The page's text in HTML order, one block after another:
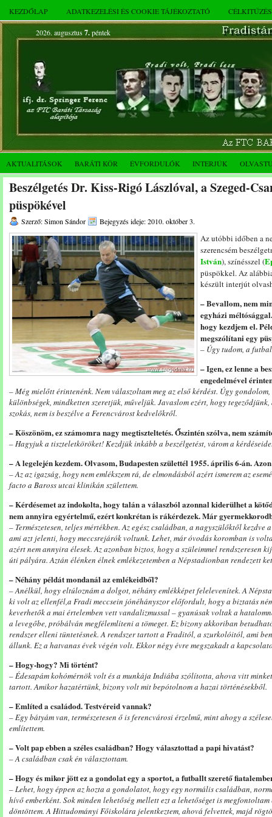
KEZDŐLAP ADATKEZELÉSI ÉS COOKIE TÁJÉKOZTATÓ
2026. augusztus 7.péntek
AKTUALITÁSOK BARÁTI KÖR ÉVFORDULÓK INTERJÚK
Beszélgetés Dr. Kiss-Rigó Lászlóval, a Szeged-
püspökével
Szerző: Simon Sándor Bejegyzés ideje: 2010. október 3.
Az utóbbi időben a
szerencsém
István), színésszel (
püspökkel. Az
készült interjút
– Bevallom, nem
egyházi
hogy kezdjem el.
megszólítani egy
– Úgy tudom, a
– Igen, ez lenne a
engedelmével
– Még mielőtt érintenénk. Nem válaszoltam meg az első kérdést. Úgy
különbségek, mindketten szeretjük, műveljük. Javaslom ezért, hogy
szokás, nem is beszélve a Ferencvárost kedvelőkről.
– Köszönöm, ez számomra nagy megtiszteltetés. Őszintén szólva, nem
– Hagyjuk a tiszteletköröket! Kezdjük inkább a beszélgetést, várom a
– A legelején kezdem. Olvasom, Budapesten születtél 1955. április 6-án.
– Az az igazság, hogy nem emlékszem rá, de elmondásból azért ismerem az
facto a Baross utcai klinikán születtem.
– Kérdésemet az indokolta, hogy talán a válaszból azonnal kiderülhet a
nem annyira egyértelmű, ezért konkrétan is rákérdezek. Már
– Természetesen, teljes mértékben. Az egész családban, a nagyszülőktől
ami azt jelenti, hogy meccsrejárók voltunk. Lehet, már óvodás koromban is
azért nem annyira élesek. Az azonban biztos, hogy a szüleimmel
úti pályára. Aztán élénken élnek emlékezetemben a Népstadionban rendezett
– Néhány példát mondanál az emlékeidből?
– Anélkül, hogy eltúloznám a dolgot, néhány emlékképet felelevenítek. A
ki volt az ellenfél,a Fradi meccsein jónéhányszor előfordult, hogy a biztatás
keverhetők a mai értelemben vett vandalizmussal – gyanúsak voltak a
a levegőbe, próbálván megfélemlíteni a tömeget. Ez bizony akkoriban
rendszer elleni tüntetésnek. A rendszer tartott a Fraditól, a szurkolóitól, ami
állunk. Ez a hatvanas évek végén volt. Ekkor négy évre megszakadt a
– Hogy-hogy? Mi történt?
– Édesapám kohómérnök volt és a munkája Indiába szólította, ahova vitt
tartott. Amikor hazatértünk, bizony volt mit bepótolnom a hazai történésekből.
– Említed a családod. Testvéreid vannak?
– Egy bátyám van, természetesen ő is ferencvárosi érzelmű, mint ahogy a
említettem.
– Volt pap ebben a széles családban? Hogy választottad a papi hivatást?
– A családban csak én választottam.
– Hogy és mikor jött ez a gondolat egy a sportot, a futballt szerető
– Lehet, hogy éppen az hozta a gondolatot, hogy egy normális családban,
hívő emberként. Sok minden lehetőség mellett ezt a lehetőséget is
döntöttem. A Hittudományi Főiskolára jelentkeztem, ahová felvettek, majd